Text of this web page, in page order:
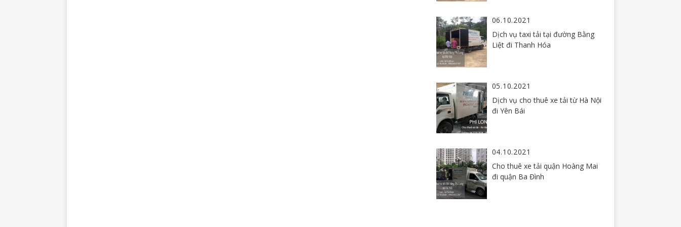
06.10.2021
Dịch vụ taxi tải tại đường Bằng
Liệt đi Thanh Hóa
05.10.2021
Dịch vụ cho thuê xe tải từ Hà Nội
đi Yên Bái
04.10.2021
Cho thuê xe tải quận Hoàng Mai
đi quận Ba Đình